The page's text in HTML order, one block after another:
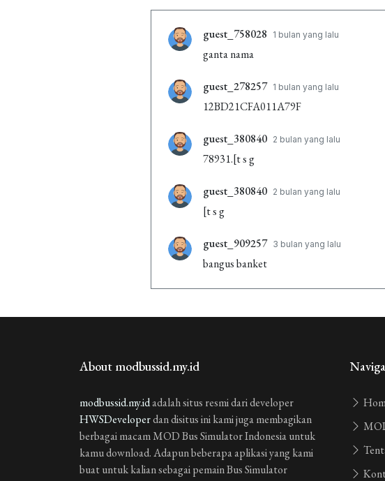
guest_758028 1 bulan yang lalu
ganta nama
guest_278257 1 bulan yang lalu
12BD21CFA011A79F
guest_380840 2 bulan yang lalu
78931.[t s g
guest_380840 2 bulan yang lalu
[t s g
guest_909257 3 bulan yang lalu
bangus banket
ganti nama
guest_1060009 5 bulan yang lalu
vg rahil
guest_791795 8 bulan yang lalu
krishna dantre
About modbussid.my.id
modbussid.my.idadalah situs resmi dari developer
HWSDeveloperdan disitus ini kami juga membagikan
berbagai macam MOD Bus Simulator Indonesia untuk
kamu download. Adapun beberapa aplikasi yang kami
buat untuk kalian sebagai pemain Bus Simulator